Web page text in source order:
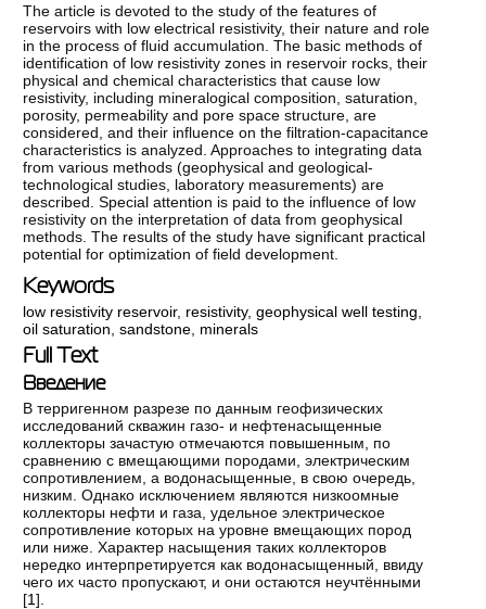
The article is devoted to the study of the features of
reservoirs with low electrical resistivity, their nature and role
in the process of fluid accumulation. The basic methods of
identification of low resistivity zones in reservoir rocks, their
physical and chemical characteristics that cause low
resistivity, including mineralogical composition, saturation,
porosity, permeability and pore space structure, are
considered, and their influence on the filtration-capacitance
characteristics is analyzed. Approaches to integrating data
from various methods (geophysical and geological-
technological studies, laboratory measurements) are
described. Special attention is paid to the influence of low
resistivity on the interpretation of data from geophysical
methods. The results of the study have significant practical
potential for optimization of field development.
Keywords
low resistivity reservoir, resistivity,geophysical well testing
oil saturation ,sandstone minerals
Full Text
Введение
В терригенном разрезе по данным геофизических
исследований скважин газо- и нефтенасыщенные
коллекторы зачастую отмечаются повышенным, по
сравнению с вмещающими породами, электрическим
сопротивлением, а водонасыщенные, в свою очередь,
низким. Однако исключением являются низкоомные
коллекторы нефти и газа, удельное электрическое
сопротивление которых на уровне вмещающих пород
или ниже. Характер насыщения таких коллекторов
нередко интерпретируется как водонасыщенный, ввиду
чего их часто пропускают, и они остаются неучтёнными
[1].